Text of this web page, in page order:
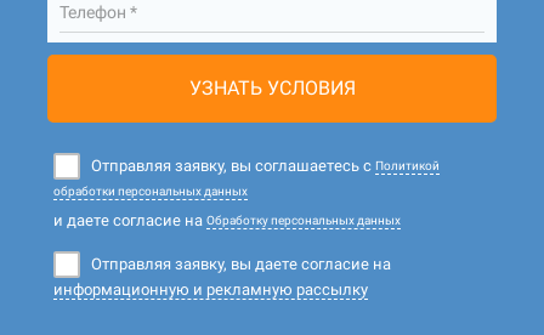
Телефон *
УЗНАТЬ УСЛОВИЯ
Отправляя заявку, вы соглашаетесь с Политикой
обработки персональных данных
и даете согласие на Обработку персональных данных
Отправляя заявку, вы даете согласие на
информационную и рекламную рассылку